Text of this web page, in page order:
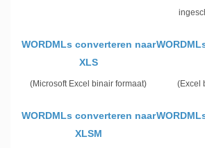
WORDMLs converteren naar
XLS
(Microsoft Excel binair formaat) (Excel
WORDMLs converteren naar
XLSM